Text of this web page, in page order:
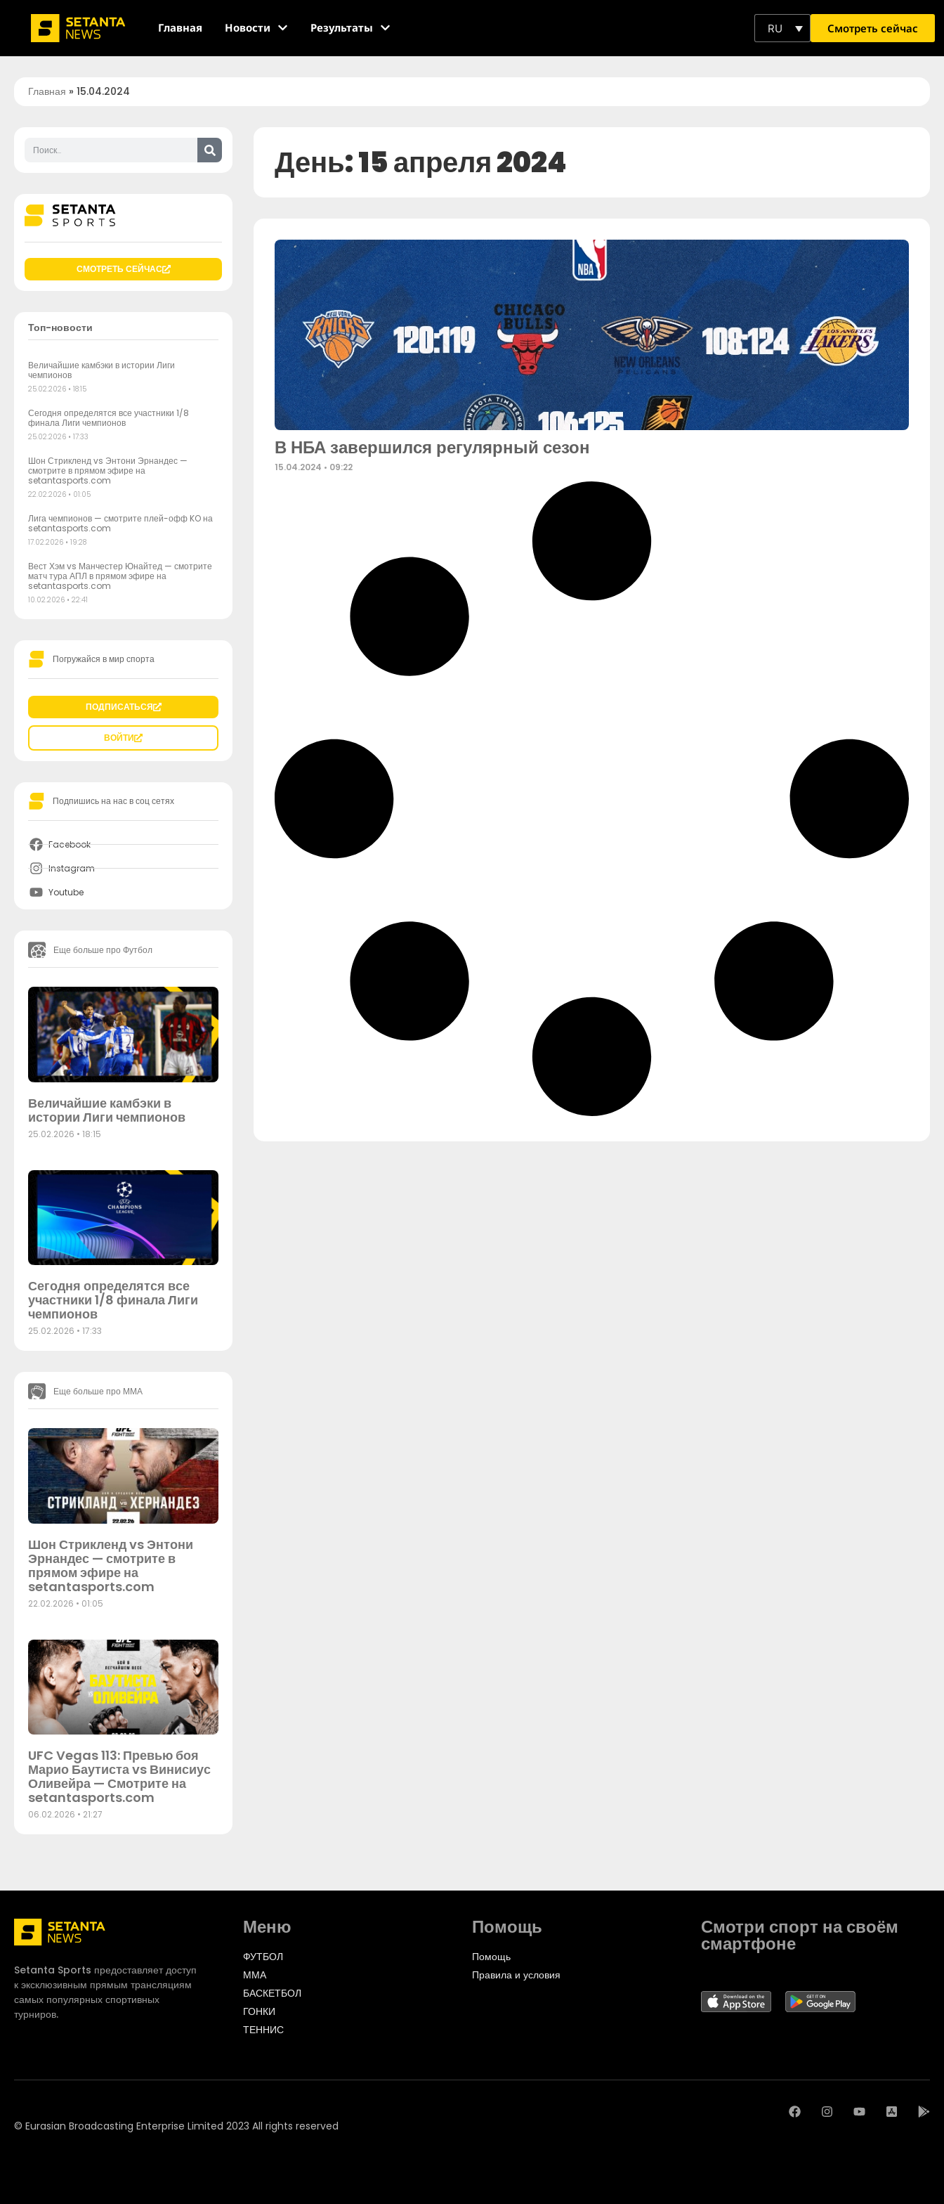
Главная Новости Результаты RU Смотреть сейчас
Главная » 15.04.2024
СМОТРЕТЬ СЕЙЧАС
Топ-новости
Величайшие камбэки в истории Лиги
чемпионов
25.02.2026 18:15
Сегодня определятся все участники 1/8
финала Лиги чемпионов
25.02.2026 17:33
Шон Стрикленд vs Энтони Эрнандес —
смотрите в прямом эфире на
setantasports.com
22.02.2026 01:05
Лига чемпионов — смотрите плей-офф KO на
setantasports.com
17.02.2026 19:28
Вест Хэм vs Манчестер Юнайтед — смотрите
матч тура АПЛ в прямом эфире на
setantasports.com
10.02.2026 22:41
Погружайся в мир спорта
ПОДПИСАТЬСЯ
ВОЙТИ
Подпишись на нас в соц сетях
Facebook
Instagram
Youtube
Еще больше про Футбол
Величайшие камбэки в
истории Лиги чемпионов
25.02.2026 18:15
Сегодня определятся все
участники 1/8 финала Лиги
чемпионов
25.02.2026 17:33
Еще больше про ММА
Шон Стрикленд vs Энтони
Эрнандес — смотрите в
прямом эфире на
setantasports.com
22.02.2026 01:05
UFC Vegas 113: Превью боя
Марио Баутиста vs Винисиус
Оливейра — Смотрите на
setantasports.com
06.02.2026 21:27
День: 15 апреля 2024
В НБА завершился регулярный сезон
15.04.2024 09:22
Setanta Sports предоставляет доступ
к эксклюзивным прямым трансляциям
самых популярных спортивных
турниров.
Меню
ФУТБОЛ
ММА
БАСКЕТБОЛ
ГОНКИ
ТЕННИС
Помощь
Помощь
Правила и условия
Смотри спорт на своём
смартфоне
© Eurasian Broadcasting Enterprise Limited 2023 All rights reserved